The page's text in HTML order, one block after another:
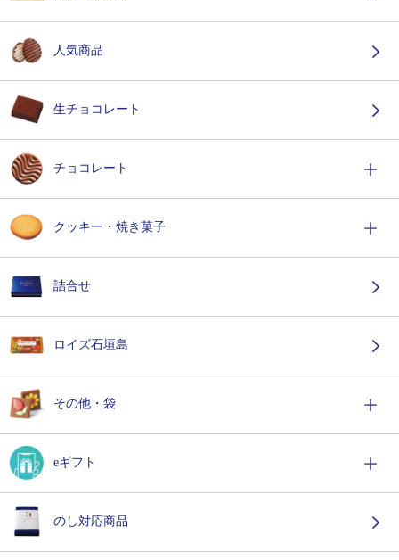
人気商品
生チョコレート
チョコレート
クッキー・焼き菓子
詰合せ
ロイズ石垣島
その他・袋
eギフト
のし対応商品